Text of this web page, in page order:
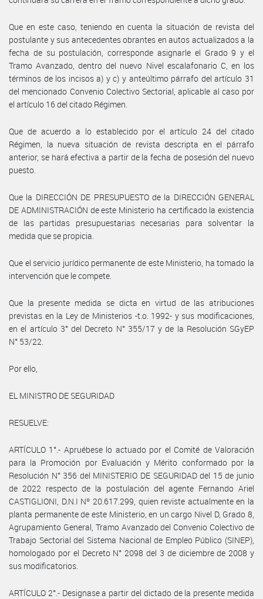
Que en este caso, teniendo en cuenta la situación de revista del
postulante y sus antecedentes obrantes en autos actualizados a la
fecha de su postulación, corresponde asignarle el Grado 9 y el
Tramo Avanzado, dentro del nuevo Nivel escalafonario C, en los
términos de los incisos a) y c) y anteúltimo párrafo del artículo 31
del mencionado Convenio Colectivo Sectorial, aplicable al caso por
el artículo 16 del citado Régimen.
Que de acuerdo a lo establecido por el artículo 24 del citado
Régimen, la nueva situación de revista descripta en el párrafo
anterior, se hará efectiva a partir de la fecha de posesión del nuevo
puesto.
Que la DIRECCIÓN DE PRESUPUESTO de la DIRECCIÓN GENERAL
DE ADMINISTRACIÓN de este Ministerio ha certificado la existencia
de las partidas presupuestarias necesarias para solventar la
medida que se propicia.
Que el servicio jurídico permanente de este Ministerio, ha tomado la
intervención que le compete.
Que la presente medida se dicta en virtud de las atribuciones
previstas en la Ley de Ministerios -t.o. 1992- y sus modificaciones,
en el artículo 3° del Decreto N° 355/17 y de la Resolución SGyEP
N° 53/22.
Por ello,
EL MINISTRO DE SEGURIDAD
RESUELVE:
ARTÍCULO 1°.- Apruébese lo actuado por el Comité de Valoración
para la Promoción por Evaluación y Mérito conformado por la
Resolución N° 356 del MINISTERIO DE SEGURIDAD del 15 de junio
de 2022 respecto de la postulación del agente Fernando Ariel
CASTIGLIONI, D.N.I Nº 20.617.299, quien reviste actualmente en la
planta permanente de este Ministerio, en un cargo Nivel D, Grado 8,
Agrupamiento General, Tramo Avanzado del Convenio Colectivo de
Trabajo Sectorial del Sistema Nacional de Empleo Público (SINEP),
homologado por el Decreto N° 2098 del 3 de diciembre de 2008 y
sus modificatorios.
ARTÍCULO 2°.- Designase a partir del dictado de la presente medida